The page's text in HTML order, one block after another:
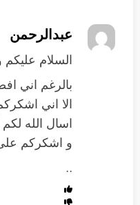
عبدالرحمن
السلام عليكم
بالرغم اني
الا اني
اسال الله لكم
و اشكركم على
..